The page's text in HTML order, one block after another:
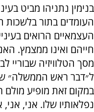
העומדים בתור בלשכות
העצמאיים הרואים
חייהם ואינו ממצמץ.
מסך הטלוויזיה שבוריי
ל״דבר ראש הממשלה״
במקום זאת מופיע
נפלאותיו שלו. אני, אני,